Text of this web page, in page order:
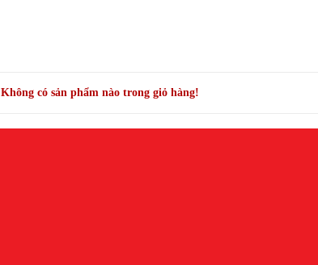
Không có sản phẩm nào trong giỏ hàng!